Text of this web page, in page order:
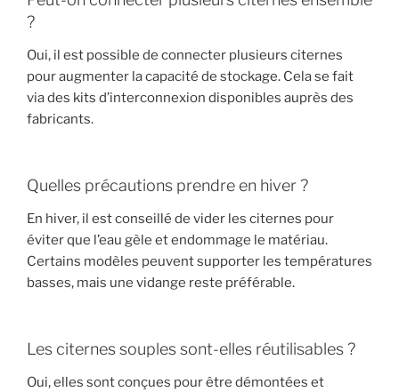
?
Oui, il est possible de connecter plusieurs citernes
pour augmenter la capacité de stockage. Cela se fait
via des kits d’interconnexion disponibles auprès des
fabricants.
Quelles précautions prendre en hiver ?
En hiver, il est conseillé de vider les citernes pour
éviter que l’eau gèle et endommage le matériau.
Certains modèles peuvent supporter les températures
basses, mais une vidange reste préférable.
Les citernes souples sont-elles réutilisables ?
Oui, elles sont conçues pour être démontées et